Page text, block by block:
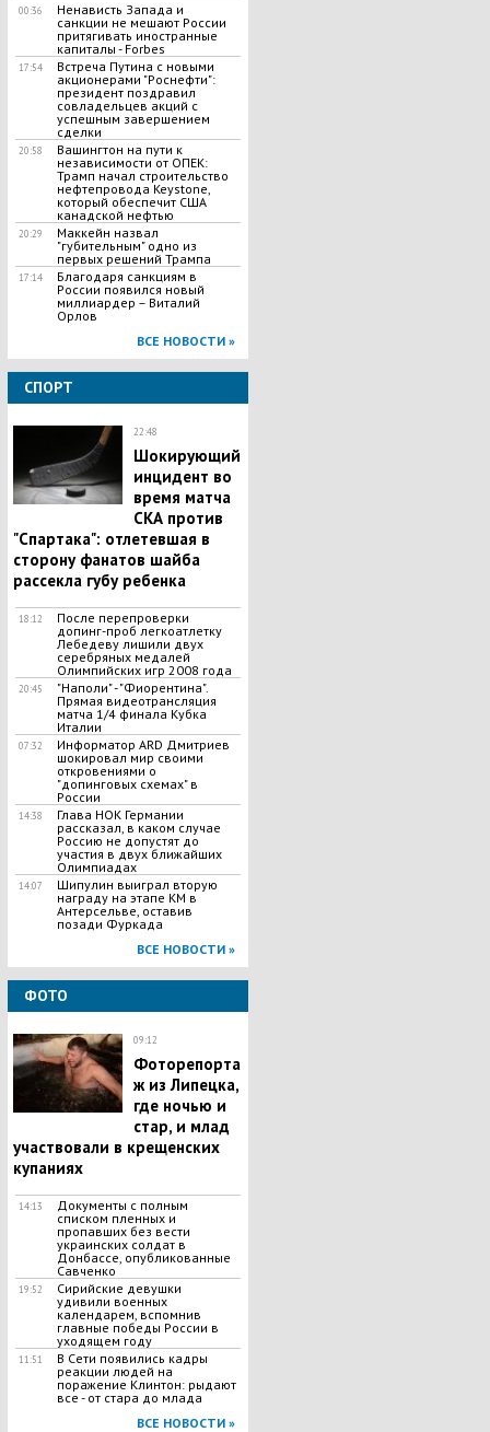
00:36
Ненависть Запада и
санкции не мешают России
притягивать иностранные
капиталы - Forbes
17:54
Встреча Путина с новыми
акционерами "Роснефти":
президент поздравил
совладельцев акций с
успешным завершением
сделки
20:58
Вашингтон на пути к
независимости от ОПЕК:
Трамп начал строительство
нефтепровода Keystone,
который обеспечит США
канадской нефтью
20:29
Маккейн назвал
"губительным" одно из
первых решений Трампа
17:14
Благодаря санкциям в
России появился новый
миллиардер – Виталий
Орлов
ВСЕ НОВОСТИ »
СПОРТ
22:48
​Шокирующий
инцидент во
время матча
СКА против
"Спартака": отлетевшая в
сторону фанатов шайба
рассекла губу ребенка
18:12
​После перепроверки
допинг-проб легкоатлетку
Лебедеву лишили двух
серебряных медалей
Олимпийских игр 2008 года
20:45
"Наполи" - "Фиорентина".
Прямая видеотрансляция
матча 1/4 финала Кубка
Италии
07:32
Информатор ARD Дмитриев
шокировал мир своими
откровениями о
"допинговых схемах" в
России
14:38
Глава НОК Германии
рассказал, в каком случае
Россию не допустят до
участия в двух ближайших
Олимпиадах
14:07
Шипулин выиграл вторую
награду на этапе КМ в
Антерсельве, оставив
позади Фуркада
ВСЕ НОВОСТИ »
ФОТО
09:12
Фоторепорта
ж из Липецка,
где ночью и
стар, и млад
участвовали в крещенских
купаниях
14:13
Документы с полным
списком пленных и
пропавших без вести
украинских солдат в
Донбассе, опубликованные
Савченко
19:52
Сирийские девушки
удивили военных
календарем, вспомнив
главные победы России в
уходящем году
11:51
В Сети появились кадры
реакции людей на
поражение Клинтон: рыдают
все - от стара до млада
ВСЕ НОВОСТИ »